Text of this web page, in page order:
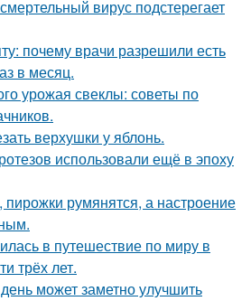
вирус подстерегает
почему врачи разрешили есть
в месяц.
урожая свеклы: советы по
верхушки у яблонь.
использовали ещё в эпоху
румянятся, а настроение
в путешествие по миру в
трёх лет.
может заметно улучшить